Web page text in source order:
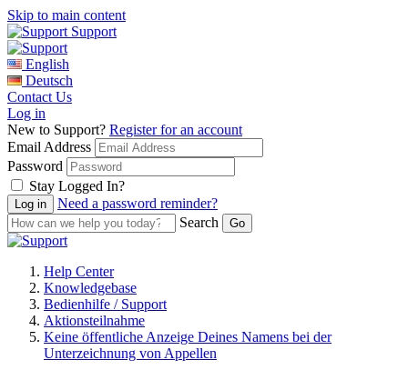
Skip to main content
Support
English
Deutsch
Contact Us
Log in
New to Support? Register for an account
Email Address
Password
Stay Logged In?
Need a password reminder?
Search
Help Center
Knowledgebase
Bedienhilfe / Support
Aktionsteilnahme
Keine öffentliche Anzeige Deines Namens bei der
Unterzeichnung von Appellen